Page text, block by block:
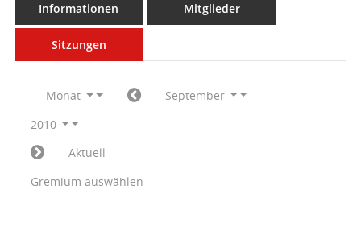
Informationen Mitglieder
Sitzungen
Monat
September
2010
Aktuell
Gremium auswählen